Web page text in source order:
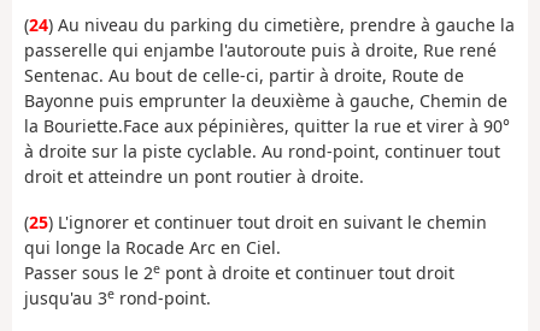
(24) Au niveau du parking du cimetière, prendre à gauche la
passerelle qui enjambe l'autoroute puis à droite, Rue rené
Sentenac. Au bout de celle-ci, partir à droite, Route de
Bayonne puis emprunter la deuxième à gauche, Chemin de
la Bouriette.Face aux pépinières, quitter la rue et virer à 90°
à droite sur la piste cyclable. Au rond-point, continuer tout
droit et atteindre un pont routier à droite.
(25) L'ignorer et continuer tout droit en suivant le chemin
qui longe la Rocade Arc en Ciel.
Passer sous le 2e pont à droite et continuer tout droit
jusqu'au 3e rond-point.